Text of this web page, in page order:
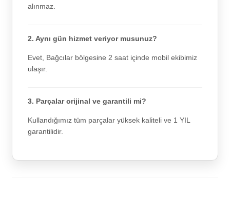
alınmaz.
2. Aynı gün hizmet veriyor musunuz?
Evet, Bağcılar bölgesine 2 saat içinde mobil ekibimiz
ulaşır.
3. Parçalar orijinal ve garantili mi?
Kullandığımız tüm parçalar yüksek kaliteli ve 1 YIL
garantilidir.